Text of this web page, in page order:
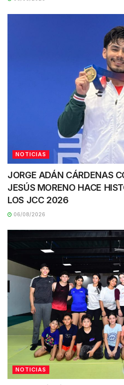
NOTICIAS
JORGE ADÁN CÁRDENAS
JESÚS MORENO HACE
LOS JCC 2026
06/08/2026
NOTICIAS